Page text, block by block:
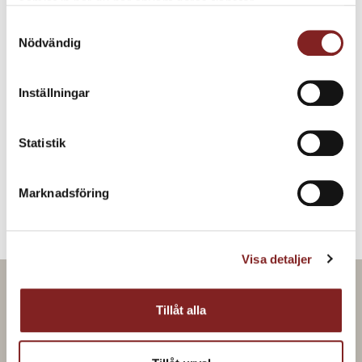
Nödvändig
Inställningar
Statistik
Marknadsföring
Visa detaljer
Tillåt alla
Blanda upp med 1,2,3-lag precis innan servering.
Garnering
Kimchisesamfrön
Ladda ner PDF